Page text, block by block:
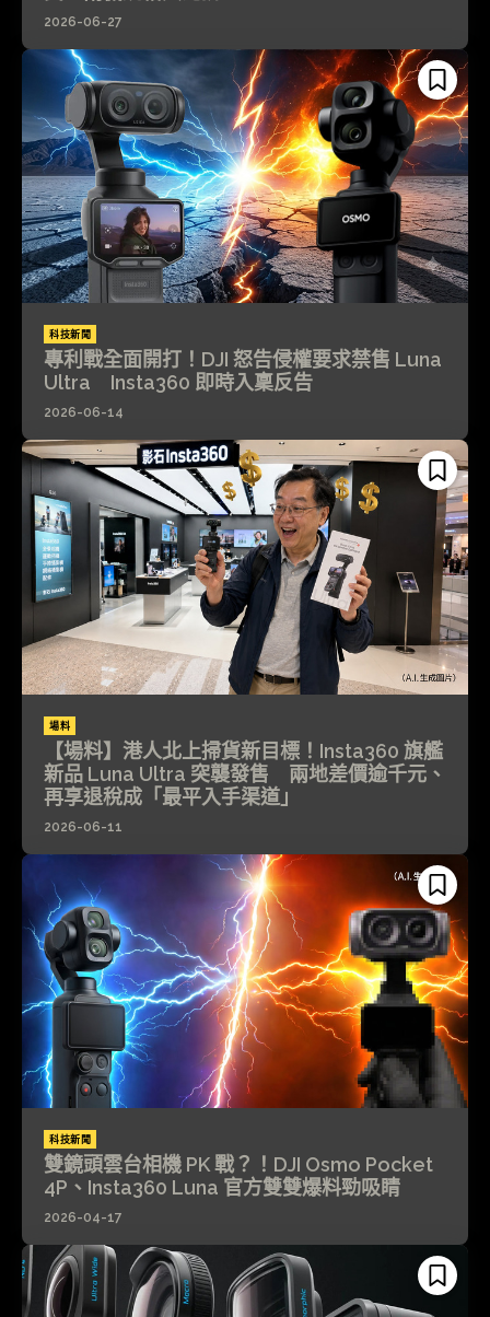
2026-06-27
科技新聞
專利戰全面開打！DJI 怒告侵權要求禁售 Luna
Ultra Insta360 即時入稟反告
2026-06-14
場料
【場料】港人北上掃貨新目標！Insta360 旗艦
新品 Luna Ultra 突襲發售 兩地差價逾千元、
再享退稅成「最平入手渠道」
2026-06-11
科技新聞
雙鏡頭雲台相機 PK 戰？！DJI Osmo Pocket
4P、Insta360 Luna 官方雙雙爆料勁吸睛
2026-04-17